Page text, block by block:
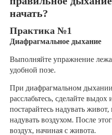
начать?
Практика №1
Диафрагмальное дыхание
Выполняйте упражнение
удобной позе.
При диафрагмальном
расслабьтесь, сделайте выдох
постарайтесь надувать
надувать воздухом. После
воздух, начиная с живота.